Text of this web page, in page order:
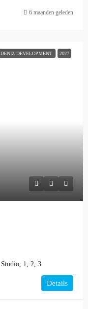
6 maanden geleden
DENIZ DEVELOPMENT 2027
Studio, 1, 2, 3
Details